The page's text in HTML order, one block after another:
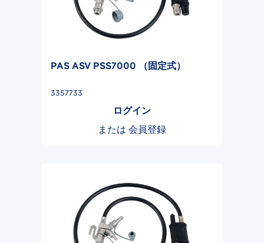
PAS ASV PSS7000 （固定式）
3357733
ログイン
または 会員登録